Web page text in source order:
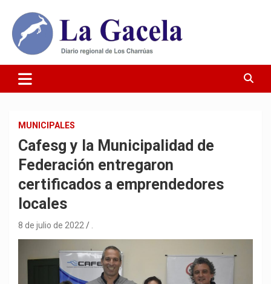
contenido
Diario La Gacela
MUNICIPALES
Cafesg y la Municipalidad de
Federación entregaron
certificados a emprendedores
locales
8 de julio de 2022